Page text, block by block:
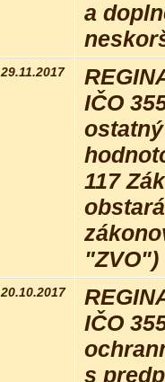
a
29.11.2017
IČO
117
"ZVO")
20.10.2017
IČO
s